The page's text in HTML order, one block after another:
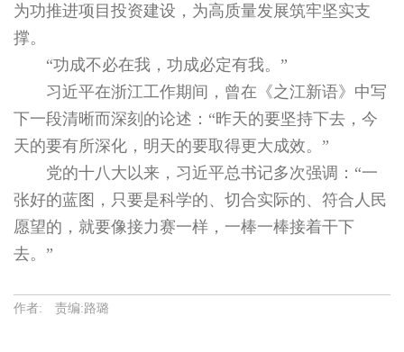
为功推进项目投资建设，为高质量发展筑牢坚实支
撑。
“功成不必在我，功成必定有我。”
习近平在浙江工作期间，曾在《之江新语》中写
下一段清晰而深刻的论述：“昨天的要坚持下去，今
天的要有所深化，明天的要取得更大成效。”
党的十八大以来，习近平总书记多次强调：“一
张好的蓝图，只要是科学的、切合实际的、符合人民
愿望的，就要像接力赛一样，一棒一棒接着干下
去。”
作者: 责编:路璐